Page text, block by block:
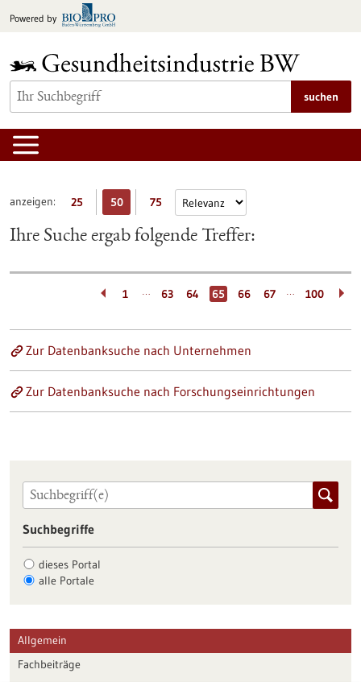
Inhalt
Powered by
suchen
anzeigen: 25 50 75
Ihre Suche ergab folgende Treffer:
1 … 63 64 65 66 67 … 100
Zur Datenbanksuche nach Unternehmen
Zur Datenbanksuche nach Forschungseinrichtungen
Suchbegriffe
dieses Portal
alle Portale
Allgemein
Fachbeiträge